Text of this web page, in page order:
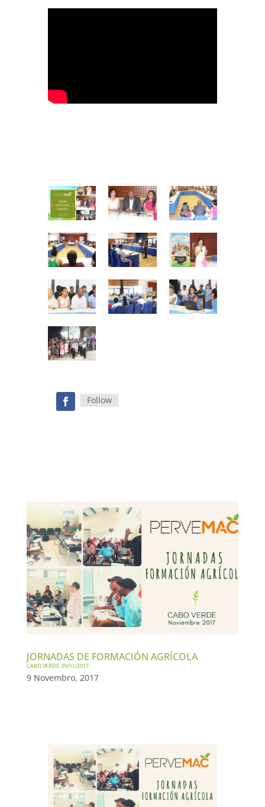
Follow
JORNADAS DE FORMACIÓN AGRÍCOLA
CABO VERDE. 09/11/2017
9 Novembro, 2017